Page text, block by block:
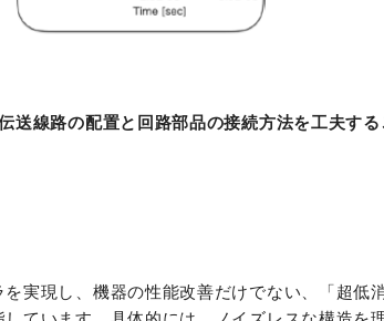
線路の配置と回路部品の接続方法を工夫す
実現し、機器の性能改善だけでない、「超低